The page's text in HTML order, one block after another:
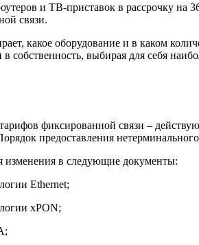
и ТВ-приставок в рассрочку на
связи.
какое оборудование и в каком
собственность, выбирая для себя
фиксированной связи –
предоставления
изменения в следующие документы:
Ethernet;
xPON;